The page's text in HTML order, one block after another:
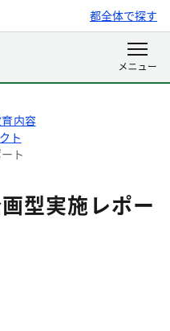
都全体で探す
内容
ト
ト
型実施レポー